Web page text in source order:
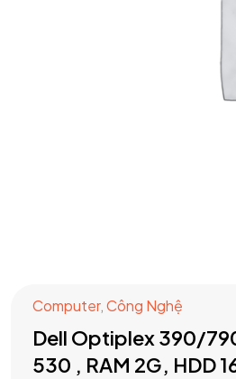
Computer,Công Nghệ
Dell Optiplex 390/
530 , RAM 2G, HDD